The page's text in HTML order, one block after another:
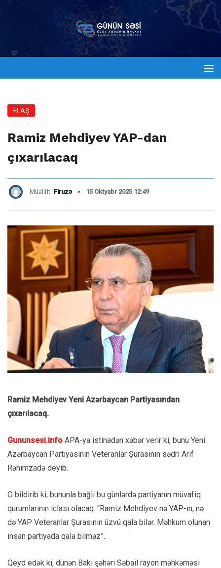
FLAŞ
Ramiz Mehdiyev YAP-dan
çıxarılacaq
Müəllif: Firuzə 15 Oktyabr 2025 12:49
Ramiz Mehdiyev Yeni Azərbaycan Partiyasından
çıxarılacaq.
Gununsesi.info APA-ya istinadən xəbər verir ki, bunu Yeni
Azərbaycan Partiyasının Veteranlar Şurasının sədri Arif
Rəhimzadə deyib.
O bildirib ki, bununla bağlı bu günlərdə partiyanın müvafiq
qurumlarının iclası olacaq: “Ramiz Mehdiyev nə YAP-ın, nə
də YAP Veteranlar Şurasının üzvü qala bilər. Məhkum olunan
insan partiyada qala bilməz”.
Qeyd edək ki, dünən Bakı şəhəri Səbail rayon məhkəməsi